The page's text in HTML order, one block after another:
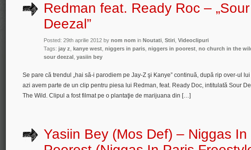
Redman feat. Ready Roc – „Sour
Deezal”
Posted: 29th aprilie 2012 by nom nom in Noutati Stiri Videoclipuri
Tags: jay z kanye west niggers in paris niggers in poorest no church in the
sour deezal yasiin bey
Se pare că trendul „hai să-i parodiem pe Jay-Z şi Kanye” continuă, după rip over-ul
azi avem parte de un clip pentru piesa lui Redman, feat. Ready Doc, intitulată Sour
The Wild. Clipul a fost filmat pe o plantaţie de marijuana din […]
Yasiin Bey (Mos Def) – Niggas In